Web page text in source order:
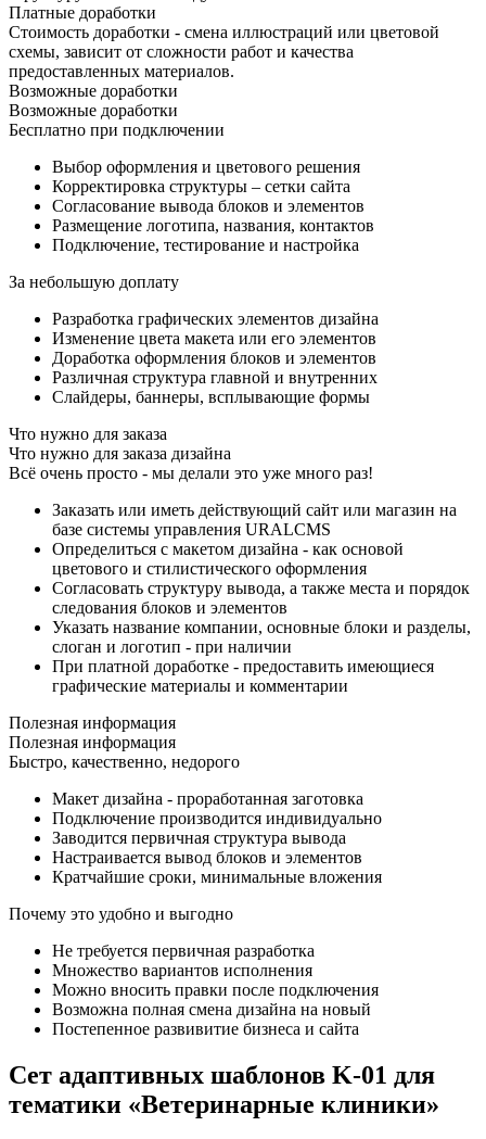
Платные доработки
Стоимость доработки - смена иллюстраций или цветовой
схемы, зависит от сложности работ и качества
предоставленных материалов.
Возможные доработки
Возможные доработки
Бесплатно при подключении
Выбор оформления и цветового решения
Корректировка структуры – сетки сайта
Согласование вывода блоков и элементов
Размещение логотипа, названия, контактов
Подключение, тестирование и настройка
За небольшую доплату
Разработка графических элементов дизайна
Изменение цвета макета или его элементов
Доработка оформления блоков и элементов
Различная структура главной и внутренних
Слайдеры, баннеры, всплывающие формы
Что нужно для заказа
Что нужно для заказа дизайна
Всё очень просто - мы делали это уже много раз!
Заказать или иметь действующий сайт или магазин на
базе системы управления URALCMS
Определиться с макетом дизайна - как основой
цветового и стилистического оформления
Согласовать структуру вывода, а также места и порядок
следования блоков и элементов
Указать название компании, основные блоки и разделы,
слоган и логотип - при наличии
При платной доработке - предоставить имеющиеся
графические материалы и комментарии
Полезная информация
Полезная информация
Быстро, качественно, недорого
Макет дизайна - проработанная заготовка
Подключение производится индивидуально
Заводится первичная структура вывода
Настраивается вывод блоков и элементов
Кратчайшие сроки, минимальные вложения
Почему это удобно и выгодно
Не требуется первичная разработка
Множество вариантов исполнения
Можно вносить правки после подключения
Возможна полная смена дизайна на новый
Постепенное развивитие бизнеса и сайта
Сет адаптивных шаблонов K-01 для
тематики «Ветеринарные клиники»